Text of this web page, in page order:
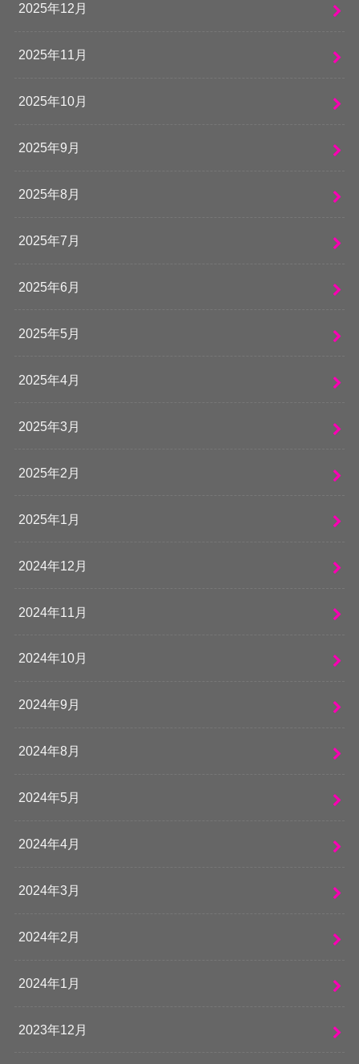
2025年12月
2025年11月
2025年10月
2025年9月
2025年8月
2025年7月
2025年6月
2025年5月
2025年4月
2025年3月
2025年2月
2025年1月
2024年12月
2024年11月
2024年10月
2024年9月
2024年8月
2024年5月
2024年4月
2024年3月
2024年2月
2024年1月
2023年12月